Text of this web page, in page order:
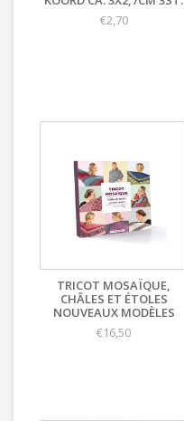
€2,70
TRICOT MOSAÏQUE,
CHÂLES ET ÉTOLES
NOUVEAUX MODÈLES
€16,50